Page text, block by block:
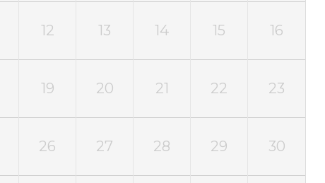
12 13 14 15 16
19 20 21 22 23
26 27 28 29 30